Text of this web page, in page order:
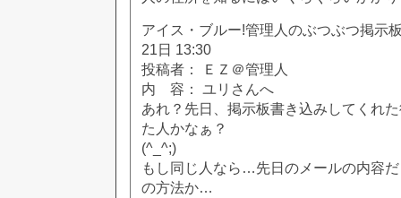
アイス・ブルー!管理人のぶつぶつ掲示
21日 13:30
投稿者： ＥＺ＠管理人
内 容： ユリさんへ
あれ？先日、掲示板書き込みしてくれ
た人かなぁ？
(^_^;)
もし同じ人なら…先日のメールの内容
の方法か…